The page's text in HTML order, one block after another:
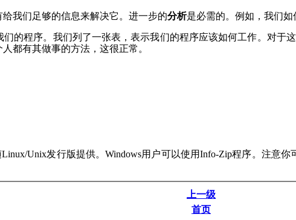
我们足够的信息来解决它。进一步的分析是必需的。例如，我们
们的程序。我们列了一张表，表示我们的程序应该如何工作。对于
都有其做事的方法，这很正常。
Unix发行版提供。Windows用户可以使用Info-Zip程序。注意
上一级
首页